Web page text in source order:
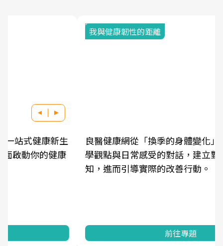
我與健康韌性的距離
良醫健康網從「換季的身體變化」出發，透過醫
學觀點與日常感受的對話，建立對亞健康的認
知，進而引導實際的改善行動。